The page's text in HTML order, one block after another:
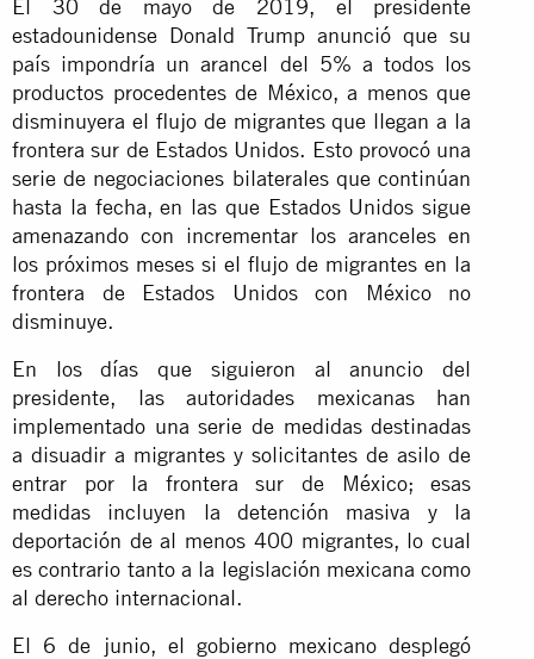
El 30 de mayo de 2019, el presidente
estadounidense Donald Trump anunció que su
país impondría un arancel del 5% a todos los
productos procedentes de México, a menos que
disminuyera el flujo de migrantes que llegan a la
frontera sur de Estados Unidos. Esto provocó una
serie de negociaciones bilaterales que continúan
hasta la fecha, en las que Estados Unidos sigue
amenazando con incrementar los aranceles en
los próximos meses si el flujo de migrantes en la
frontera de Estados Unidos con México no
disminuye.
En los días que siguieron al anuncio del
presidente, las autoridades mexicanas han
implementado una serie de medidas destinadas
a disuadir a migrantes y solicitantes de asilo de
entrar por la frontera sur de México; esas
medidas incluyen la detención masiva y la
deportación de al menos 400 migrantes, lo cual
es contrario tanto a la legislación mexicana como
al derecho internacional.
El 6 de junio, el gobierno mexicano desplegó